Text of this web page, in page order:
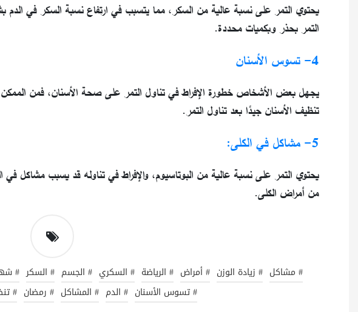
يحتوي التمر على نسبة عالية من السكر، مما يتسبب في ارتفاع نسبة السكر في
التمر بحذر وبكميات محددة.
4- تسوس الأسنان
يجهل بعض الأشخاص خطورة الإفراط في تناول التمر على صحة الأسنان، فمن
تنظيف الأسنان جيدًا بعد تناول التمر.
5- مشاكل في الكلى:
يحتوي التمر على نسبة عالية من البوتاسيوم، والإفراط في تناوله قد يسبب
من أمراض الكلى.
# مشاكل # زيادة الوزن # أمراض # الرياضة # السكري # الجسم # السكر #
# تسوس الأسنان # الدم # المشاكل # رمضان #